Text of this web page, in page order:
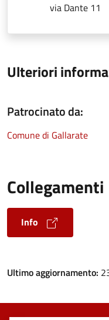
via Dante 11
Ulteriori
Patrocinato da:
Comune di Gallarate
Collegamenti
Info
Ultimo aggiornamento: